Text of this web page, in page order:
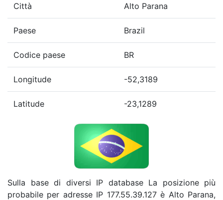
Città Alto Parana
Paese Brazil
Codice paese BR
Longitude -52,3189
Latitude -23,1289
Sulla base di diversi IP database La posizione più
probabile per adresse IP 177.55.39.127 è Alto Parana,